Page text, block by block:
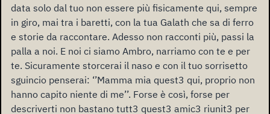
data solo dal tuo non essere più fisicamente qui, sempre
in giro, mai tra i baretti, con la tua Galath che sa di ferro
e storie da raccontare. Adesso non racconti più, passi la
palla a noi. E noi ci siamo Ambro, narriamo con te e per
te. Sicuramente storcerai il naso e con il tuo sorrisetto
sguincio penserai: ‘’Mamma mia quest3 qui, proprio non
hanno capito niente di me’’. Forse è così, forse per
descriverti non bastano tutt3 quest3 amic3 riunit3 per